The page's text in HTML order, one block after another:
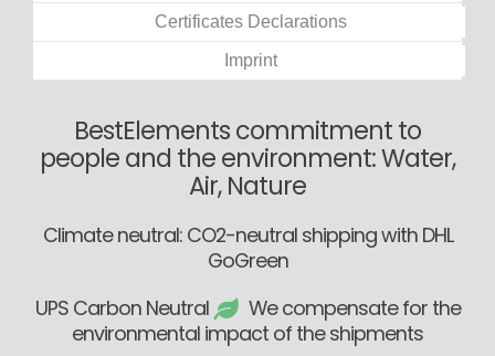
Certificates Declarations
Imprint
BestElements commitment to
people and the environment: Water,
Air, Nature
Climate neutral: CO2-neutral shipping with DHL
GoGreen
UPS Carbon Neutral
We compensate for the
environmental impact of the shipments